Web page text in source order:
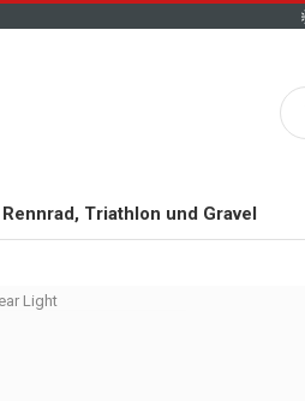
Rennrad, Triathlon und Gravel
Light